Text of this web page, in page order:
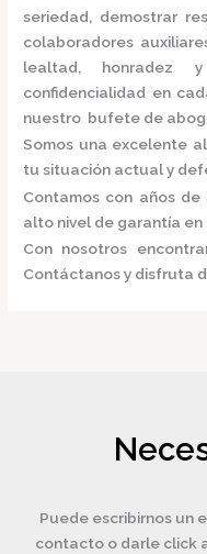
seriedad, demostrar
colaboradores
lealtad,
confidencialidad en
nuestro bufete de
Somos una excelente
tu situación actual y
Contamos con años
alto nivel de garantía en
Con nosotros
Contáctanos y disfruta
Puede escribirnos un
contacto o darle click